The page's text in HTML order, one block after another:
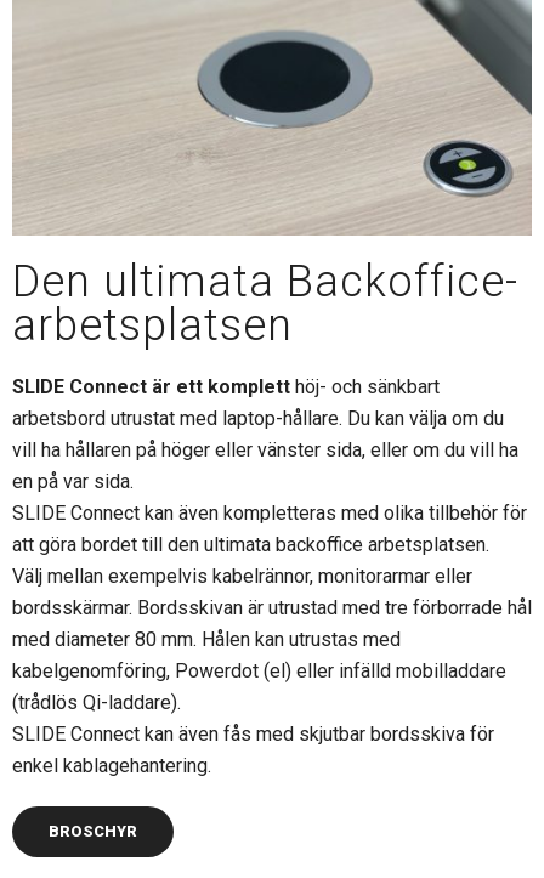
Den ultimata Backoffice-
arbetsplatsen
SLIDE Connect är ett komplett höj- och sänkbart
arbetsbord utrustat med laptop-hållare. Du kan välja om du
vill ha hållaren på höger eller vänster sida, eller om du vill ha
en på var sida.
SLIDE Connect kan även kompletteras med olika tillbehör för
att göra bordet till den ultimata backoffice arbetsplatsen.
Välj mellan exempelvis kabelrännor, monitorarmar eller
bordsskärmar. Bordsskivan är utrustad med tre förborrade hål
med diameter 80 mm. Hålen kan utrustas med
kabelgenomföring, Powerdot (el) eller infälld mobilladdare
(trådlös Qi-laddare).
SLIDE Connect kan även fås med skjutbar bordsskiva för
enkel kablagehantering.
BROSCHYR